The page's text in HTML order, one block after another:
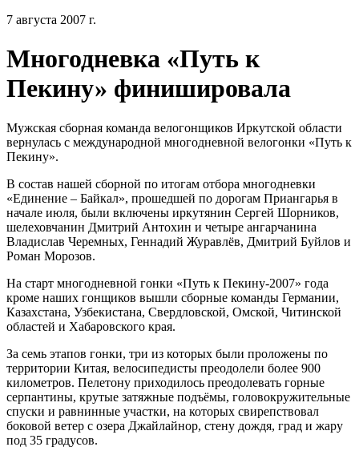
7 августа 2007 г.
Многодневка «Путь к
Пекину» финишировала
Мужская сборная команда велогонщиков Иркутской области
вернулась с международной многодневной велогонки «Путь к
Пекину».
В состав нашей сборной по итогам отбора многодневки
«Единение – Байкал», прошедшей по дорогам Приангарья в
начале июля, были включены иркутянин Сергей Шорников,
шелеховчанин Дмитрий Антохин и четыре ангарчанина
Владислав Черемных, Геннадий Журавлёв, Дмитрий Буйлов и
Роман Морозов.
На старт многодневной гонки «Путь к Пекину-2007» года
кроме наших гонщиков вышли сборные команды Германии,
Казахстана, Узбекистана, Свердловской, Омской, Читинской
областей и Хабаровского края.
За семь этапов гонки, три из которых были проложены по
территории Китая, велосипедисты преодолели более 900
километров. Пелетону приходилось преодолевать горные
серпантины, крутые затяжные подъёмы, головокружительные
спуски и равнинные участки, на которых свирепствовал
боковой ветер с озера Джайлайнор, стену дождя, град и жару
под 35 градусов.